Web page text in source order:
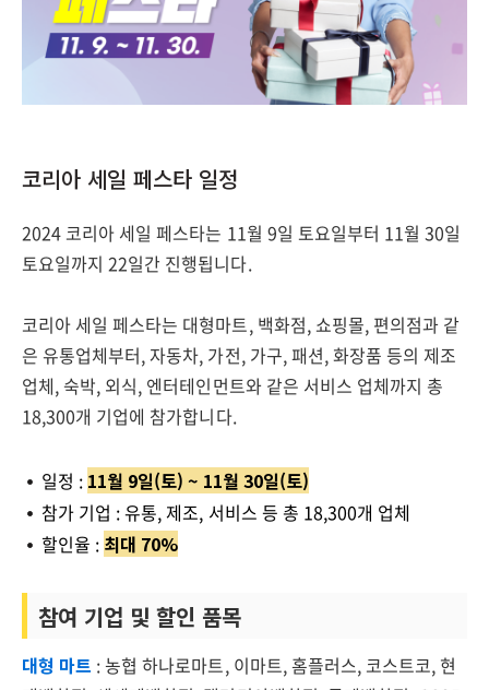
코리아 세일 페스타 일정
2024 코리아 세일 페스타는 11월 9일 토요일부터 11월 30일
토요일까지 22일간 진행됩니다.
코리아 세일 페스타는 대형마트, 백화점, 쇼핑몰, 편의점과 같
은 유통업체부터, 자동차, 가전, 가구, 패션, 화장품 등의 제조
업체, 숙박, 외식, 엔터테인먼트와 같은 서비스 업체까지 총
18,300개 기업에 참가합니다.
일정 : 11월 9일(토) ~ 11월 30일(토)
참가 기업 : 유통, 제조, 서비스 등 총 18,300개 업체
할인율 : 최대 70%
참여 기업 및 할인 품목
대형 마트 : 농협 하나로마트, 이마트, 홈플러스, 코스트코, 현